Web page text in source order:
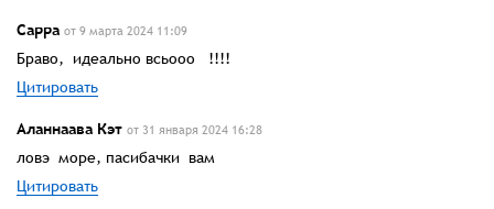
Сарра от 9 марта 2024 11:09
Браво, идеально всьооо !!!!
Цитировать
Аланнаава Кэт от 31 января 2024 16:28
ловэ море, пасибачки вам
Цитировать